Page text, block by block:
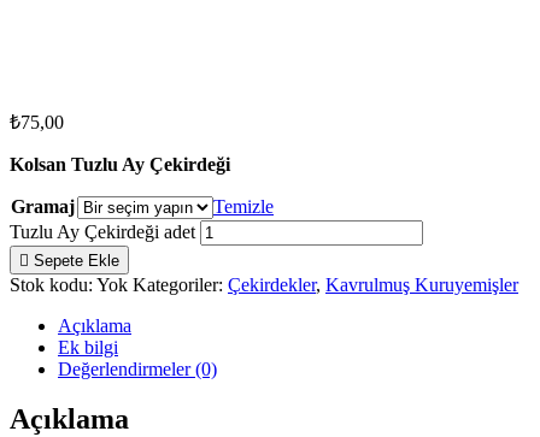
₺75,00
Kolsan Tuzlu Ay Çekirdeği
Gramaj
Temizle
Tuzlu Ay Çekirdeği adet
Sepete Ekle
Stok kodu: Yok Kategoriler: Çekirdekler, Kavrulmuş Kuruyemişler
Açıklama
Ek bilgi
Değerlendirmeler (0)
Açıklama